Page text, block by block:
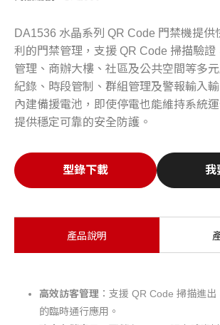
DA1536 水晶系列 QR Code 門禁機提供
利的門禁管理，支援 QR Code 掃描驗證
管理、商辦大樓、社區及公共空間等多
紀錄、時段管制、群組管理及警報輸入
內建備援電池，即使停電也能維持系統
提供穩定可靠的安全防護。
型錄下載 我
產品說明
高效訪客管理 ：支援 QR Code 掃描進
的臨時通行應用。